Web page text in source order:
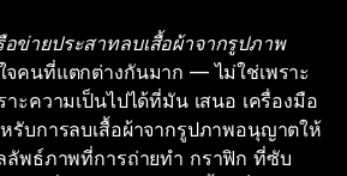
อข่ายประสาทลบเสื้อผ้าจากรูปภาพ
คนที่แตกต่างกันมาก — ไม่ใช่เพราะ
าะความเป็นไปได้ที่มัน เสนอ เครื่องมือ
รับการลบเสื้อผ้าจากรูปภาพอนุญาตให้
ลลัพธ์ภาพที่การถ่ายทำ กราฟิก ที่ซับ